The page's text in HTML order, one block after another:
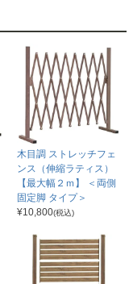
木目調 ストレッチフェ
ンス（伸縮ラティス）
【最大幅２ｍ】 ＜両側
固定脚 タイプ＞
¥10,800(税込)